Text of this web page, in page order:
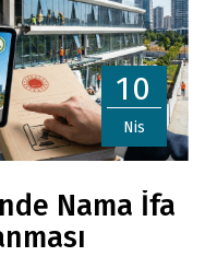
10
Nis
Nama İfa